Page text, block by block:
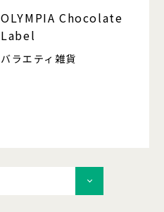
OLYMPIA Chocolate
Label
バラエティ雑貨